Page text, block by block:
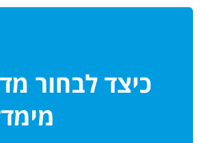
כיצד לבחור